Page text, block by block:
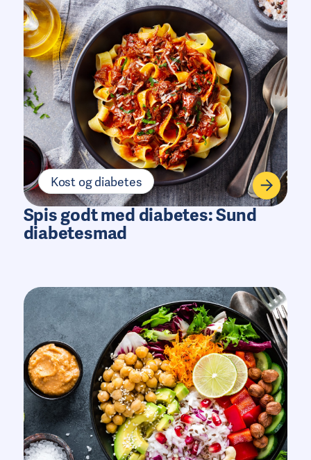
Kost og diabetes
Spis godt med diabetes: Sund
diabetesmad